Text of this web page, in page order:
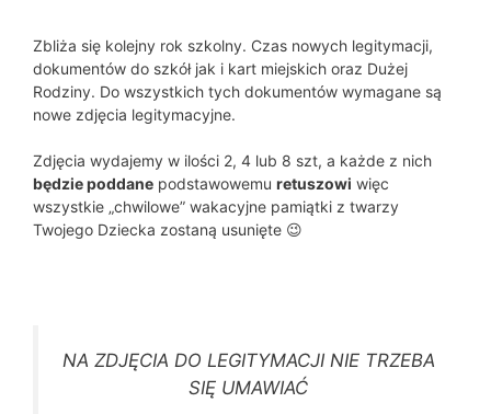
Zbliża się kolejny rok szkolny. Czas nowych legitymacji,
dokumentów do szkół jak i kart miejskich oraz Dużej
Rodziny. Do wszystkich tych dokumentów wymagane są
nowe zdjęcia legitymacyjne.
Zdjęcia wydajemy w ilości 2, 4 lub 8 szt, a każde z nich
będzie poddane podstawowemu retuszowi więc
wszystkie „chwilowe” wakacyjne pamiątki z twarzy
Twojego Dziecka zostaną usunięte 😉
NA ZDJĘCIA DO LEGITYMACJI NIE TRZEBA
SIĘ UMAWIAĆ